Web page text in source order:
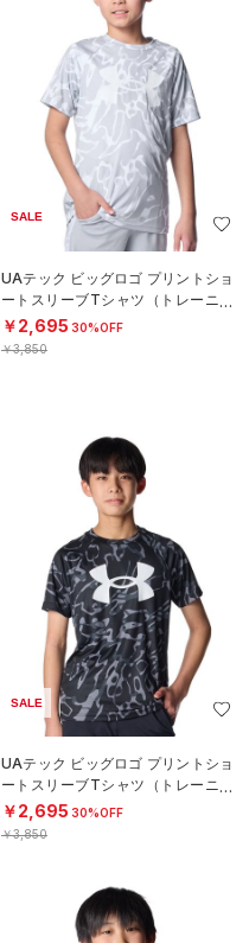
SALE
UAテック ビッグロゴ プリントショ
ートスリーブTシャツ（トレーニン
グ/BOYS）
￥2,695 30%OFF
￥3,850
SALE
UAテック ビッグロゴ プリントショ
ートスリーブTシャツ（トレーニン
グ/BOYS）
￥2,695 30%OFF
￥3,850